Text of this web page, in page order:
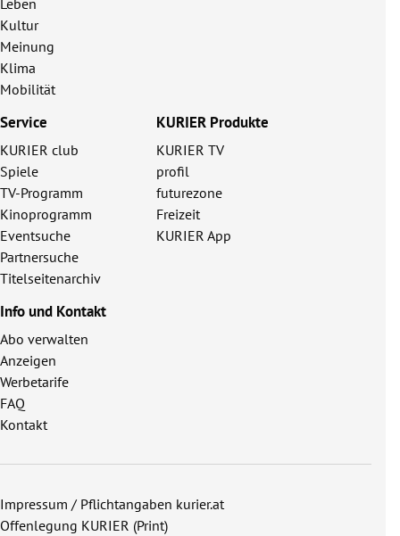
Kultur
Meinung
Klima
Mobilität
Service
KURIER club
Spiele
TV-Programm
Kinoprogramm
Eventsuche
Partnersuche
Titelseitenarchiv
KURIER Produkte
KURIER TV
profil
futurezone
Freizeit
KURIER App
Info und Kontakt
Abo verwalten
Anzeigen
Werbetarife
FAQ
Kontakt
Impressum / Pflichtangaben kurier.at
Offenlegung KURIER (Print)